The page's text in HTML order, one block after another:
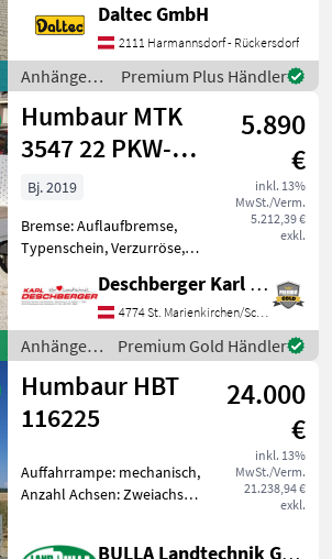
mm: 4350 x 2000 x 2760 mm
Innenmaße in mm: 3260 x
1380 x 2250 mm hz
Gesamtgewicht: 1500 kg /
Eigengew
Daltec GmbH
2111 Harmannsdorf - Rückersdorf
Anhänger /
Thiel
Premium Plus Händler
Humbaur MTK
3547 22 PKW-
Anhänger
5.890
€
inkl. 13%
MwSt./Verm.
5.212,39 €
exkl.
Bj. 2019
Bremse: Auflaufbremse,
Typenschein, Verzurröse,
Humbaur MTK 3547 22
PKW-Anhänger (BJ: 2019) -
Gesamtgewicht: 3.500 kg;
Nutzlast: ca. 2.680 kg, Brüc
Deschberger Karl Landtechnik GesmbH & Co KG
4774 St. Marienkirchen/Schärding
Anhänger /
Humbaur
Premium Gold Händler
Humbaur HBT
116225
24.000
€
inkl. 13%
MwSt./Verm.
21.238,94 €
exkl.
Auffahrrampe: mechanisch,
Anzahl Achsen: Zweiachser,
BULLA Landtechnik GmbH